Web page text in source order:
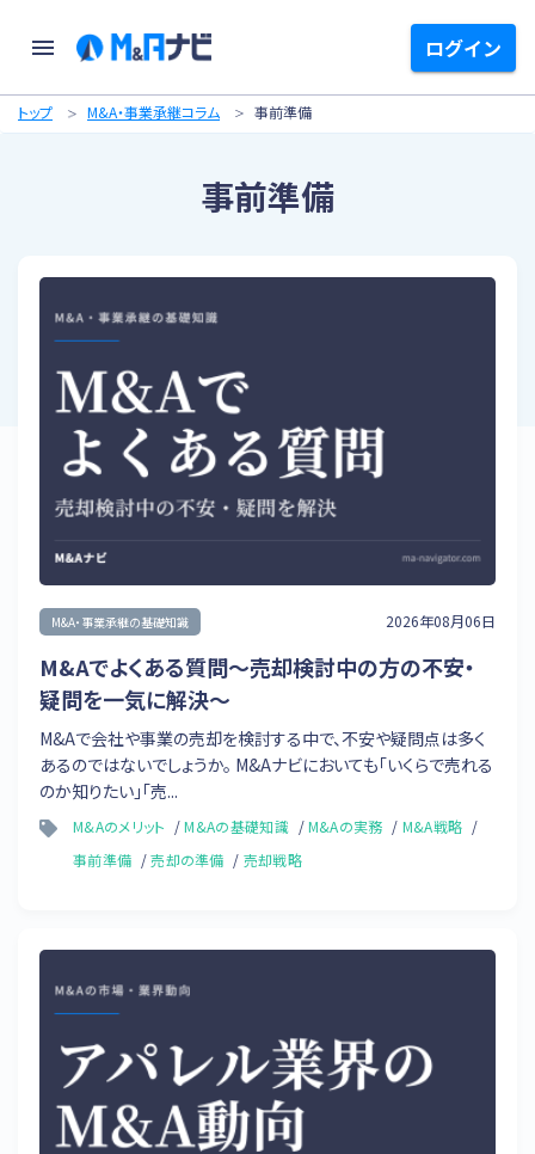
ログイン
トップ M&A・事業承継コラム 事前準備
事前準備
M&A・事業承継の基礎知識 2026年08月06日
M&Aでよくある質問〜売却検討中の方の不安・
疑問を一気に解決～
M&Aで会社や事業の売却を検討する中で、不安や疑問点は多く
あるのではないでしょうか。 M&Aナビにおいても「いくらで売れる
のか知りたい」「売...
M&Aのメリット M&Aの基礎知識 M&Aの実務
M&A戦略
事前準備
売却の準備 売却戦略